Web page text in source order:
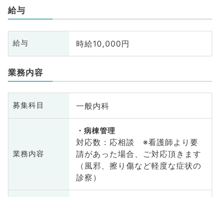
給与
給与 時給10,000円
業務内容
募集科目 一般内科
業務内容
病棟管理
対応数：応相談 ※看護師より要
請があった場合、ご対応頂きます
（風邪、擦り傷など軽度な症状の
診察）